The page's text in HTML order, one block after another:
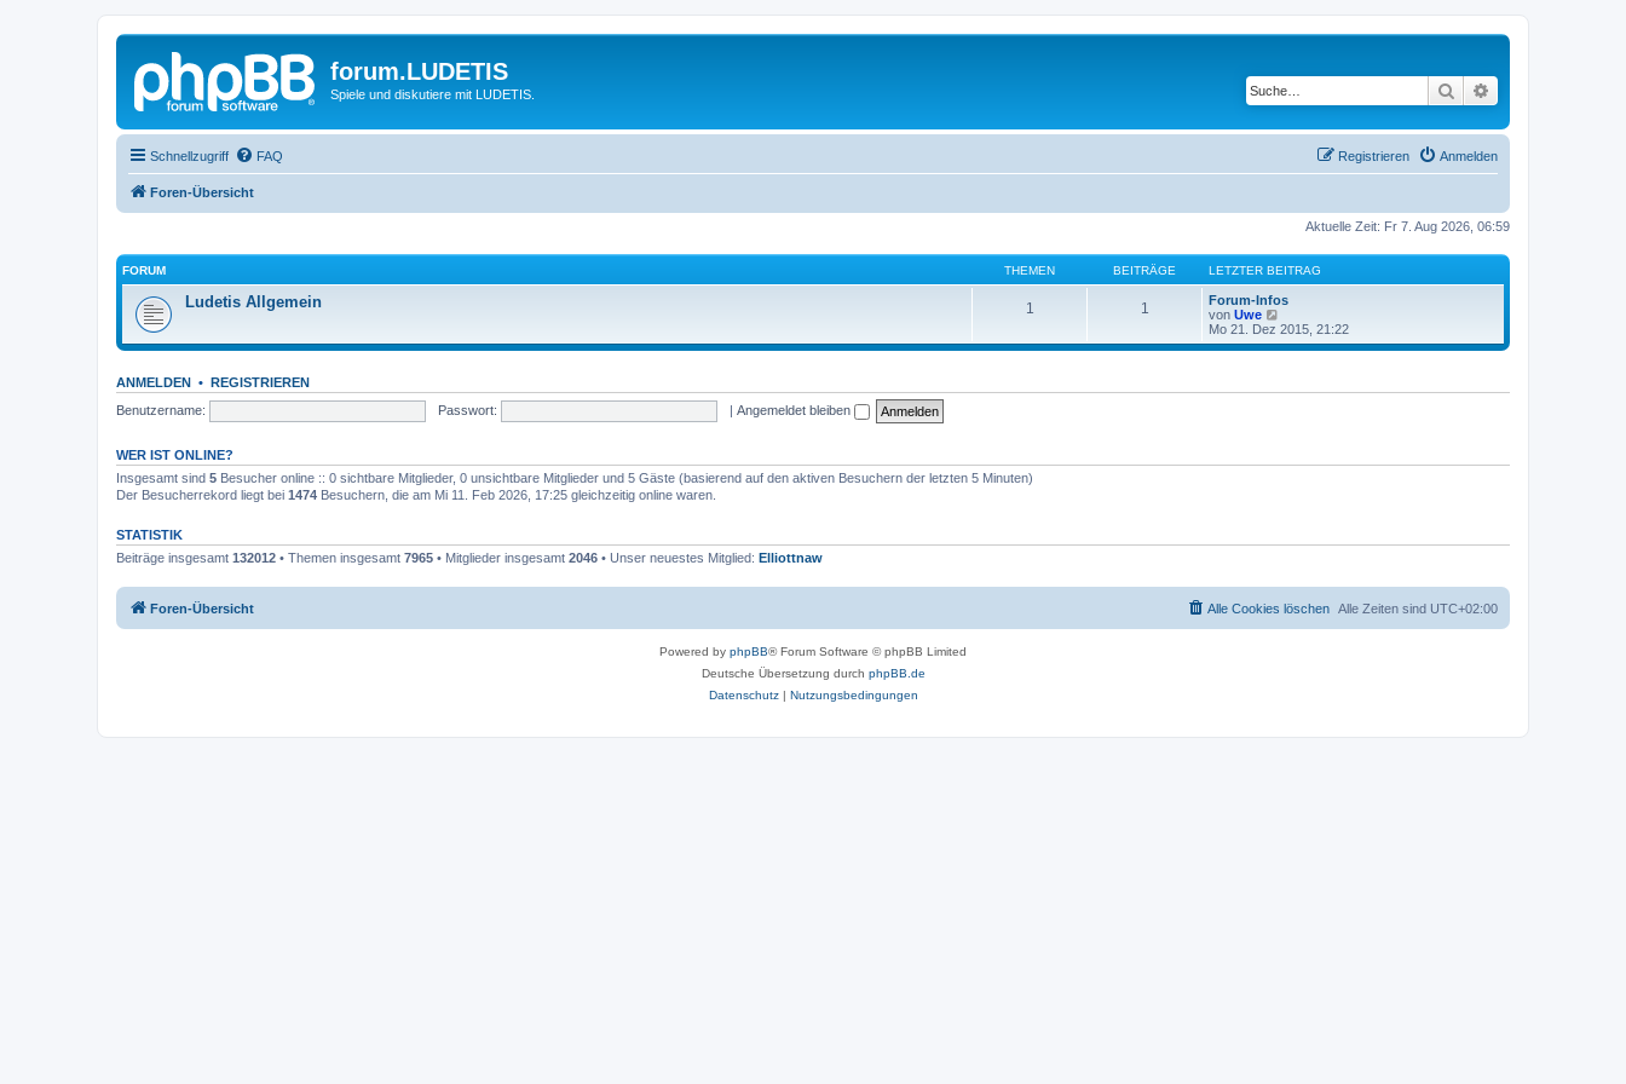
forum.LUDETIS
Spiele und diskutiere mit LUDETIS. Suche
Schnellzugriff FAQ Anmelden
Registrieren
Foren-Übersicht
Aktuelle Zeit: Fr 7. Aug 2026, 06:59
FORUM THEMEN BEITRÄGE LETZTER BEITRAG
Ludetis Allgemein 1 1
Forum-Infos
von Uwe
e
u
Mo 21. Dez 2015, 21:22
ANMELDEN • REGISTRIEREN
Benutzername:
Passwort: | Angemeldet bleiben
WER IST ONLINE?
Insgesamt sind 5 Besucher online :: 0 sichtbare Mitglieder, 0 unsichtbare Mitglieder und 5 Gäste (basierend auf den aktiven Besuchern der letzten 5 Minuten)
Der Besucherrekord liegt bei 1474 Besuchern, die am Mi 11. Feb 2026, 17:25 gleichzeitig online waren.
STATISTIK
Beiträge insgesamt 132012 • Themen insgesamt 7965 • Mitglieder insgesamt 2046 • Unser neuestes Mitglied: Elliottnaw
Foren-Übersicht Alle Zeiten sind UTC+02:00
Alle Cookies löschen
Powered by phpBB® Forum Software © phpBB Limited
Deutsche Übersetzung durch phpBB.de
Datenschutz| Nutzungsbedingungen